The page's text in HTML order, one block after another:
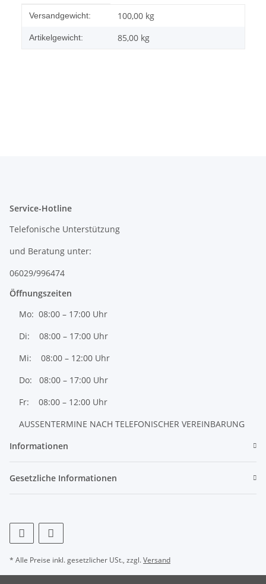
Produkteigenschaft
Wert
Versandgewicht: 100,00 kg
Artikelgewicht: 85,00 kg
Service-Hotline
Telefonische Unterstützung
und Beratung unter:
06029/996474
Öffnungszeiten
Mo: 08:00 – 17:00 Uhr
Di: 08:00 – 17:00 Uhr
Mi: 08:00 – 12:00 Uhr
Do: 08:00 – 17:00 Uhr
Fr: 08:00 – 12:00 Uhr
AUSSENTERMINE NACH TELEFONISCHER VEREINBARUNG
Informationen
Gesetzliche Informationen
* Alle Preise inkl. gesetzlicher USt., zzgl.Versand